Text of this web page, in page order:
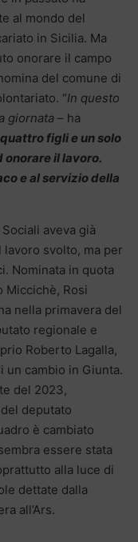
al mondo del
in Sicilia. Ma
onorare il campo
del comune di
“In questo
giornata – ha
figli e un solo
onorare il lavoro.
e al servizio della
aveva già
svolto, ma per
Nominata in quota
Miccichè, Rosi
nella primavera del
regionale e
Roberto Lagalla,
cambio in Giunta.
del 2023,
deputato
è cambiato
essere stata
alla luce di
dettate dalla
all’Ars.